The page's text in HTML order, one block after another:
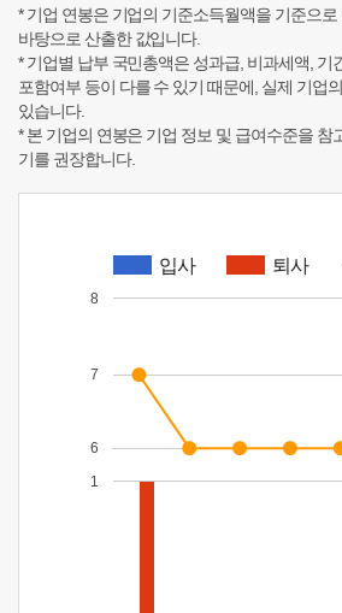
* 기업 연봉은 기업의 기준소득월액을 기준으
바탕으로 산출한 값입니다.
* 기업별 납부 국민총액은 성과급, 비과세액, 기
포함여부 등이 다를 수 있기 때문에, 실제 기업
있습니다.
* 본 기업의 연봉은 기업 정보 및 급여수준을 참
기를 권장합니다.
입사 퇴사
1
6
7
8